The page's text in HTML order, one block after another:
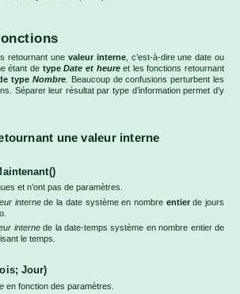
retournant une valeur interne, c’est-à-dire une date ou
étant de typeDate et heure et les fonctions retournant
typeNombre
Beaucoup de confusions perturbent les
Séparer leur résultat par type d’information permet d’y
une valeur interne
et n’ont pas de paramètres.
internede la date système en nombre entierde jours
internede la date-temps système en nombre entier de
le temps.
Jour)
en fonction des paramètres.